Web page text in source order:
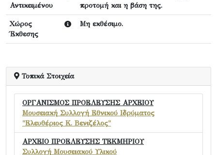
Αντικειμένου
προτομή και η βάση της.
Χώρος
Έκθεσης
Μη εκθέσιμο.
Τοπικά Στοιχεία
ΟΡΓΑΝΙΣΜΟΣ ΠΡΟΕΛΕΥΣΗΣ ΑΡΧΕΙΟΥ
Μουσειακή Συλλογή Εθνικού Ιδρύματος
"Ελευθέριος Κ. Βενιζέλος"
ΑΡΧΕΙΟ ΠΡΟΕΛΕΥΣΗΣ ΤΕΚΜΗΡΙΟΥ
Συλλογή Μουσειακού Υλικού